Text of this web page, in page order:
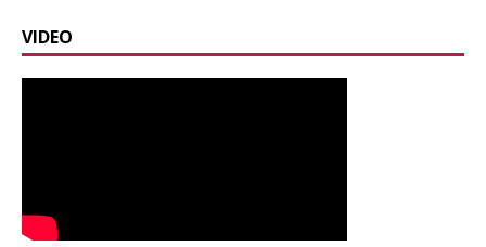
VIDEO